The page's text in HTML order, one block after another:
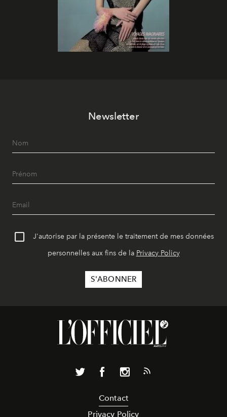
Newsletter
J'autorise par la présente le traitement de mes données
personnelles aux fins de la Privacy Policy
Contact
Privacy Policy